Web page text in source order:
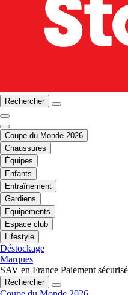
Rechercher
Coupe du Monde 2026
Chaussures
Équipes
Enfants
Entraînement
Gardiens
Equipements
Espace club
Lifestyle
Déstockage
Marques
SAV en France Paiement sécurisé
Rechercher